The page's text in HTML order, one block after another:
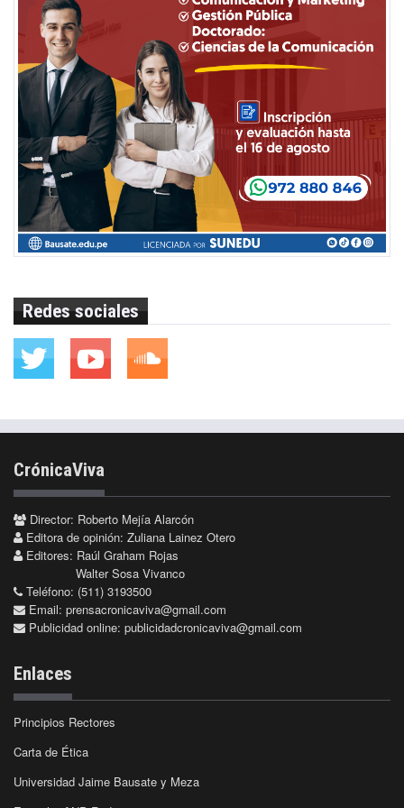
Redes sociales
CrónicaViva
Director: Roberto Mejía Alarcón
Editora de opinión: Zuliana Lainez Otero
Editores: Raúl Graham Rojas
Walter Sosa Vivanco
Teléfono: (511) 3193500
Email: prensacronicaviva@gmail.com
Publicidad online: publicidadcronicaviva@gmail.com
Enlaces
Principios Rectores
Carta de Ética
Universidad Jaime Bausate y Meza